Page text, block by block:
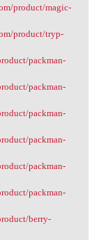
product/magic-
product/tryp-
packman-
packman-
packman-
packman-
packman-
packman-
berry-